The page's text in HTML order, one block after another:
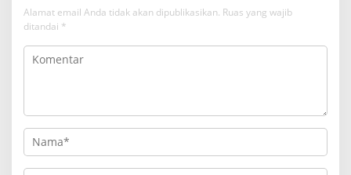
Alamat email Anda tidak akan dipublikasikan. Ruas yang wajib
ditandai *